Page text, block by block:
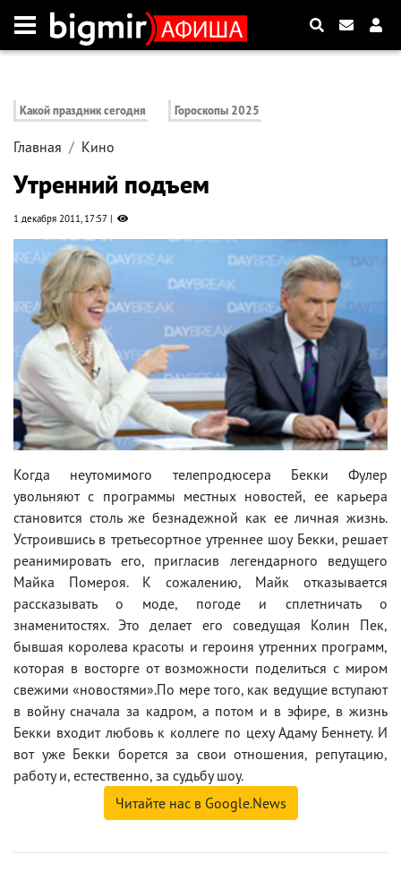
Какой праздник сегодня Гороскопы 2025
Главная Кино
Утренний подъем
1 декабря 2011, 17:57
Когда неутомимого телепродюсера Бекки Фулер
увольняют с программы местных новостей, ее карьера
становится столь же безнадежной как ее личная жизнь.
Устроившись в третьесортное утреннее шоу Бекки, решает
реанимировать его, пригласив легендарного ведущего
Майка Помероя. К сожалению, Майк отказывается
рассказывать о моде, погоде и сплетничать о
знаменитостях. Это делает его соведущая Колин Пек,
бывшая королева красоты и героиня утренних программ,
которая в восторге от возможности поделиться с миром
свежими «новостями».По мере того, как ведущие вступают
в войну сначала за кадром, а потом и в эфире, в жизнь
Бекки входит любовь к коллеге по цеху Адаму Беннету. И
вот уже Бекки борется за свои отношения, репутацию,
работу и, естественно, за судьбу шоу.
Читайте нас в Google.News